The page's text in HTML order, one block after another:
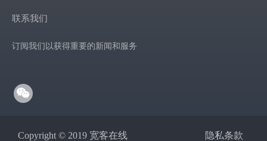
联系我们
订阅我们以获得重要的新闻和服务
Copyright © 2019 宽客在线 隐私条款